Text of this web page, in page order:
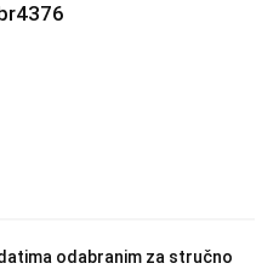
odabranim za stručno